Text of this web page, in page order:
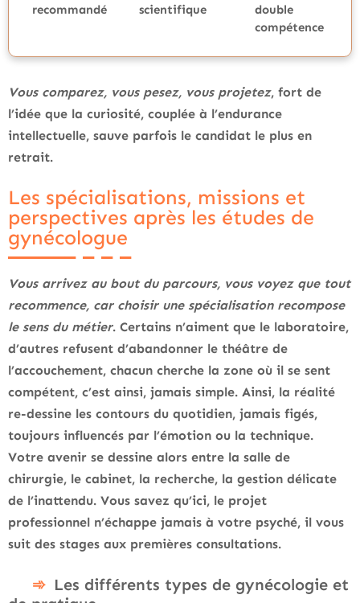
recommandé
scientifique
double
compétence
Vous comparez, vous pesez, vous projetez, fort de
l’idée que la curiosité, couplée à l’endurance
intellectuelle, sauve parfois le candidat le plus en
retrait.
Les spécialisations, missions et
perspectives après les études de
gynécologue
Vous arrivez au bout du parcours, vous voyez que tout
recommence, car choisir une spécialisation recompose
le sens du métier. Certains n’aiment que le laboratoire,
d’autres refusent d’abandonner le théâtre de
l’accouchement, chacun cherche la zone où il se sent
compétent, c’est ainsi, jamais simple. Ainsi, la réalité
re-dessine les contours du quotidien, jamais figés,
toujours influencés par l’émotion ou la technique.
Votre avenir se dessine alors entre la salle de
chirurgie, le cabinet, la recherche, la gestion délicate
de l’inattendu. Vous savez qu’ici, le projet
professionnel n’échappe jamais à votre psyché, il vous
suit des stages aux premières consultations.
Les différents types de gynécologie et